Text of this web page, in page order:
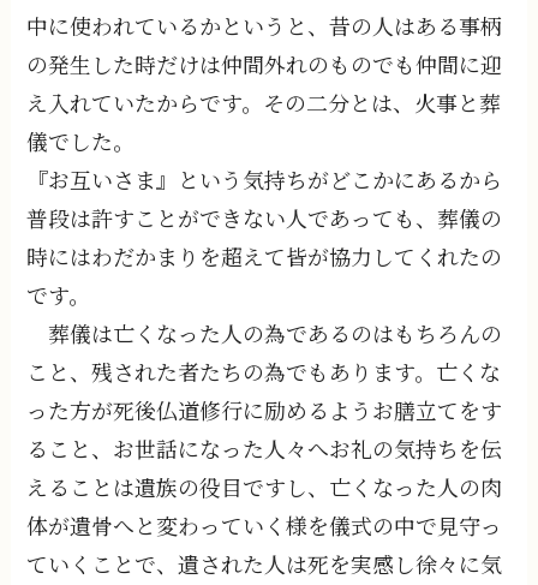
中に使われているかというと、昔の人はある事柄
の発生した時だけは仲間外れのものでも仲間に迎
え入れていたからです。その二分とは、火事と葬
儀でした。
『お互いさま』という気持ちがどこかにあるから
普段は許すことができない人であっても、葬儀の
時にはわだかまりを超えて皆が協力してくれたの
です。
葬儀は亡くなった人の為であるのはもちろんの
こと、残された者たちの為でもあります。亡くな
った方が死後仏道修行に励めるようお膳立てをす
ること、お世話になった人々へお礼の気持ちを伝
えることは遺族の役目ですし、亡くなった人の肉
体が遺骨へと変わっていく様を儀式の中で見守っ
ていくことで、遺された人は死を実感し徐々に気